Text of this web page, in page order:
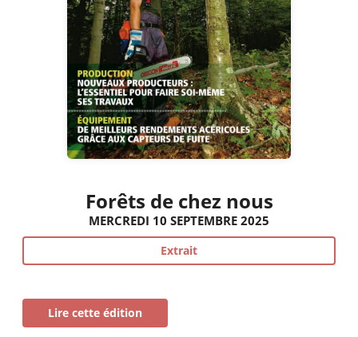
Forêts de chez nous
MERCREDI 10 SEPTEMBRE 2025
Extrait
Lire cette édition